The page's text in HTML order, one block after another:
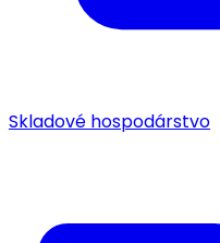
Skladové hospodárstvo